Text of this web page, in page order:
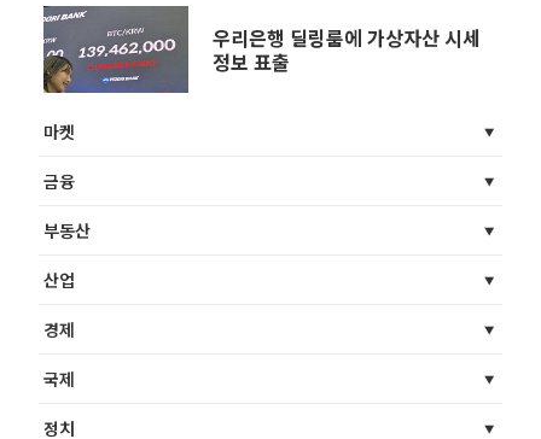
우리은행 딜링룸에 가상자산 시세
정보 표출
마켓
금융
부동산
산업
경제
국제
정치